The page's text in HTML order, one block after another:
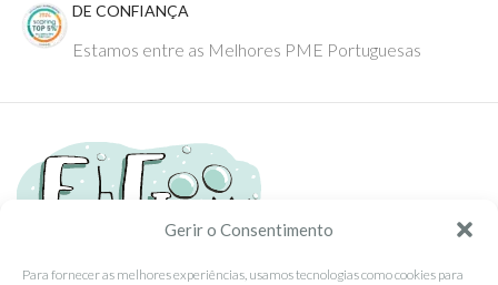
Gerir o Consentimento
Para fornecer as melhores experiências, usamos tecnologias como cookies para
DE CONFIANÇA
Estamos entre as Melhores PME Portuguesas